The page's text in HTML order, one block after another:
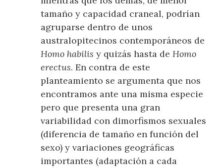
tamaño y capacidad craneal, podrían
agruparse dentro de unos
australopitecinos contemporáneos de
Homo habilis y quizás hasta deHomo
erectus. En contra de este
planteamiento se argumenta que nos
encontramos ante una misma especie
pero que presenta una gran
variabilidad con dimorfismos sexuales
(diferencia de tamaño en función del
sexo) y variaciones geográficas
importantes (adaptación a cada